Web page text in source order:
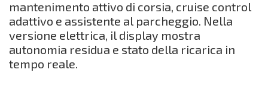
mantenimento attivo di corsia, cruise control
adattivo e assistente al parcheggio. Nella
versione elettrica, il display mostra
autonomia residua e stato della ricarica in
tempo reale.